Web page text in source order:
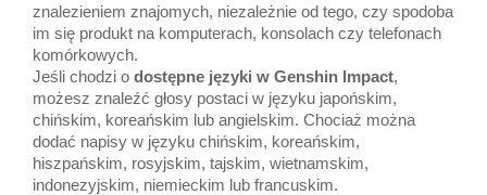
znalezieniem znajomych, niezależnie od tego, czy spodoba
im się produkt na komputerach, konsolach czy telefonach
komórkowych.
Jeśli chodzi o dostępne języki w Genshin Impact,
możesz znaleźć głosy postaci w języku japońskim,
chińskim, koreańskim lub angielskim. Chociaż można
dodać napisy w języku chińskim, koreańskim,
hiszpańskim, rosyjskim, tajskim, wietnamskim,
indonezyjskim, niemieckim lub francuskim.